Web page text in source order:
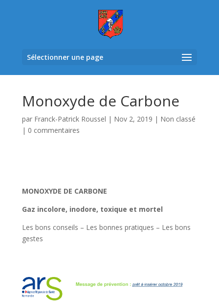
Sélectionner une page
Monoxyde de Carbone
par Franck-Patrick Roussel | Nov 2, 2019 | Non classé
| 0 commentaires
MONOXYDE DE CARBONE
Gaz incolore, inodore, toxique et mortel
Les bons conseils – Les bonnes pratiques – Les bons
gestes